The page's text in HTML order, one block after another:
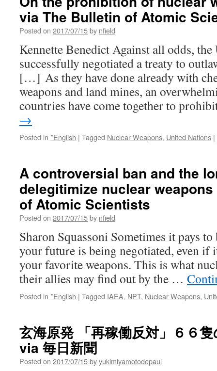
via The Bulletin of Atomic
Posted on 2017/07/15by nfield
Kennette Benedict Against all odds,
successfully negotiated a treaty to
[…] As they have done already with
weapons and land mines, an
countries have come together to
→
Posted in *English | Tagged Nuclear Weapons, United Nations |
A controversial ban and the
delegitimize nuclear
of Atomic Scientists
Posted on 2017/07/15by nfield
Sharon Squassoni Sometimes it pays
your future is being negotiated, even if
your favorite weapons. This is what
their allies may find out by the …
Posted in *English | Tagged IAEA, NPT, Nuclear Weapons,
玄海原発 「再稼働反対」６６
via 毎日新聞
Posted on 2017/07/15byyukimiyamotodepaul